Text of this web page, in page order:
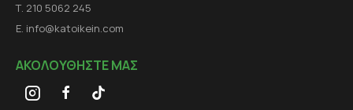
Τ. 210 5062 245
E. info@katoikein.com
ΑΚΟΛΟΥΘΗΣΤΕ ΜΑΣ